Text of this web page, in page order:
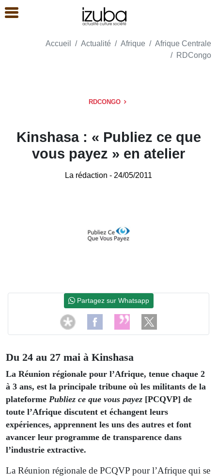
Accueil Actualité Afrique
Afrique Centrale
RDCongo
RDCONGO
Kinshasa : « Publiez ce que
vous payez » en atelier
La rédaction - 24/05/2011
Du 24 au 27 mai à Kinshasa
La Réunion régionale pour l’Afrique, tenue chaque 2
à 3 ans, est la principale tribune où les militants de la
plateforme Publiez ce que vous payez [PCQVP] de
toute l’Afrique discutent et échangent leurs
expériences, apprennent les uns des autres et font
avancer leur programme de transparence dans
l’industrie extractive.
La Réunion régionale de PCQVP pour l’Afrique qui se
Partagez sur Whatsapp